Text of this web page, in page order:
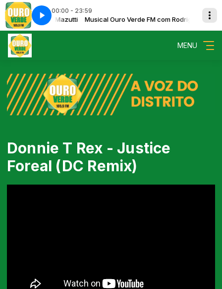
00:00 - 23:59
Rodrigo Mazutti Musical Ouro Verde FM com Rodrigo Mazutti
- 17 Teilz - 17
MENU
Donnie T Rex - Justice
Foreal (DC Remix)